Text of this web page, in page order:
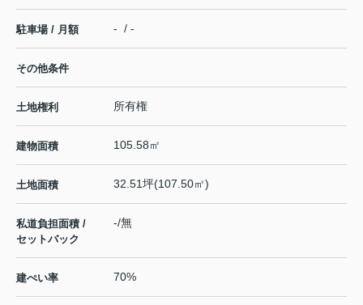
駐車場 / 月額 - / -
その他条件
土地権利 所有権
建物面積 105.58㎡
土地面積 32.51坪(107.50㎡)
私道負担面積 /
セットバック
-/無
建ぺい率 70%